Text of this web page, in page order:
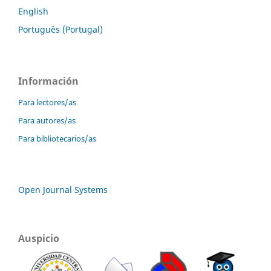
English
Português (Portugal)
Información
Para lectores/as
Para autores/as
Para bibliotecarios/as
Open Journal Systems
Auspicio